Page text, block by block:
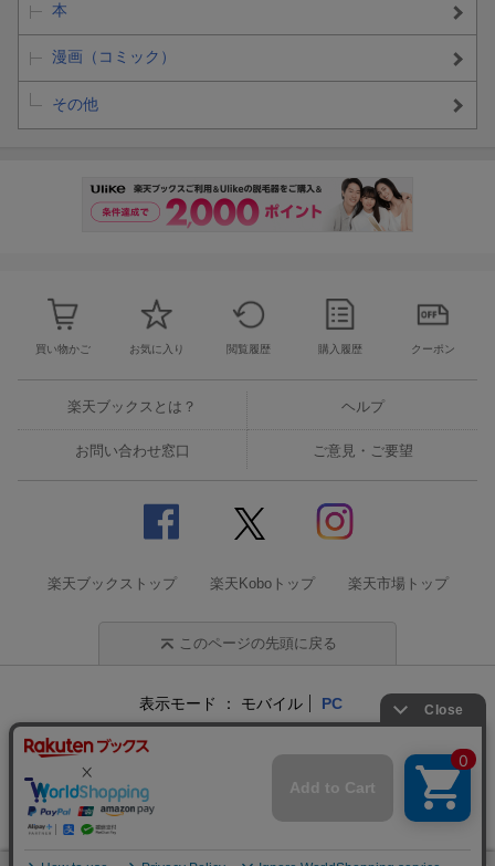
本
漫画（コミック）
その他
買い物かご お気に入り 閲覧履歴 購入履歴 クーポン
楽天ブックスとは？ ヘルプ
お問い合わせ窓口 ご意見・ご要望
楽天ブックストップ 楽天Koboトップ 楽天市場トップ
このページの先頭に戻る
表示モード モバイル PC
企業情報 個人情報保護方針
特定商取引法に基づく表記